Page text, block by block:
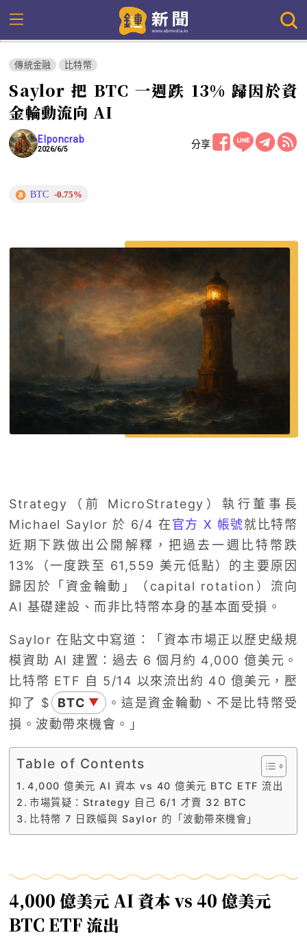
傳統金融 比特幣
Saylor 把 BTC 一週跌 13% 歸因於資
金輪動流向 AI
Elponcrab
2026/6/5 分享
BTC -0.75%
Strategy（前 MicroStrategy）執行董事長
Michael Saylor 於 6/4 在官方 X 帳號就比特幣
近期下跌做出公開解釋，把過去一週比特幣跌
13%（一度跌至 61,559 美元低點）的主要原因
歸因於「資金輪動」（capital rotation）流向
AI 基礎建設、而非比特幣本身的基本面受損。
Saylor 在貼文中寫道：「資本市場正以歷史級規
模資助 AI 建置：過去 6 個月約 4,000 億美元。
比特幣 ETF 自 5/14 以來流出約 40 億美元，壓
抑了 $
BTC ▼
。這是資金輪動、不是比特幣受
損。波動帶來機會。」
Table of Contents
4,000 億美元 AI 資本 vs 40 億美元 BTC ETF 流出
市場質疑：Strategy 自己 6/1 才賣 32 BTC
比特幣 7 日跌幅與 Saylor 的「波動帶來機會」
4,000 億美元 AI 資本 vs 40 億美元
BTC ETF 流出